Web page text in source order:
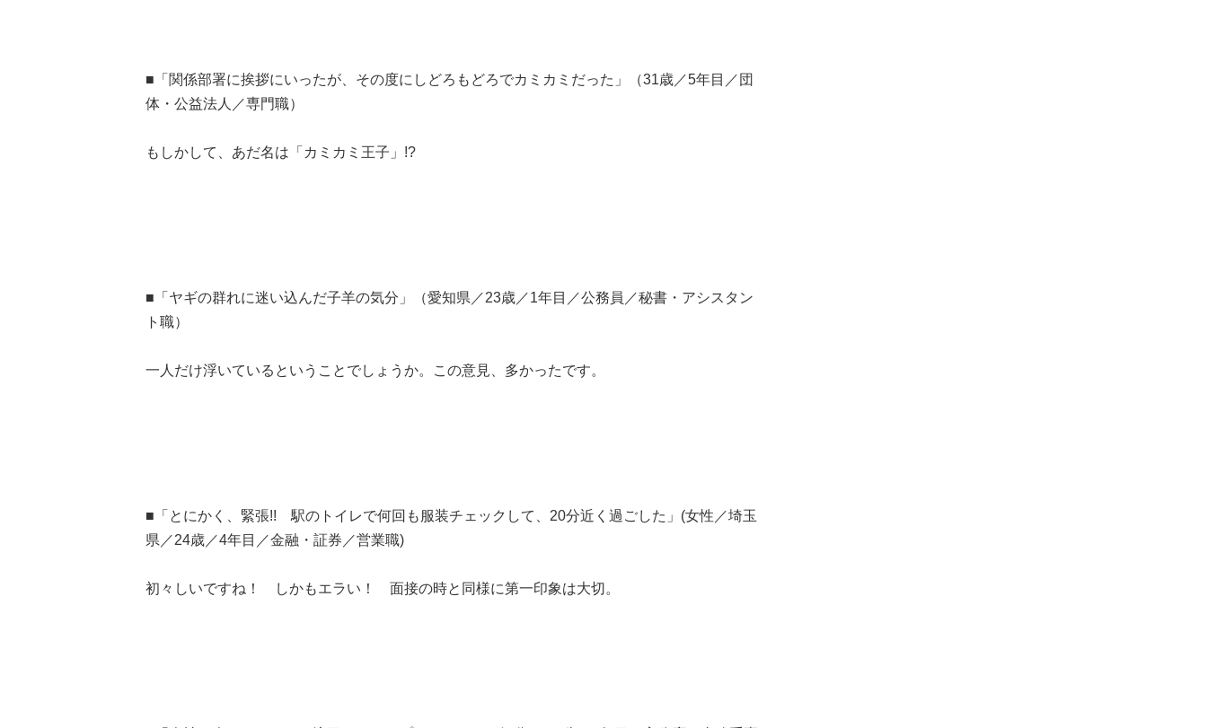
■「関係部署に挨拶にいったが、その度にしどろもどろでカミカミだった」（31歳／5年目／団
体・公益法人／専門職）
もしかして、あだ名は「カミカミ王子」!?
■「ヤギの群れに迷い込んだ子羊の気分」（愛知県／23歳／1年目／公務員／秘書・アシスタン
ト職）
一人だけ浮いているということでしょうか。この意見、多かったです。
■「とにかく、緊張!! 駅のトイレで何回も服装チェックして、20分近く過ごした」(女性／埼玉
県／24歳／4年目／金融・証券／営業職)
初々しいですね！ しかもエラい！ 面接の時と同様に第一印象は大切。